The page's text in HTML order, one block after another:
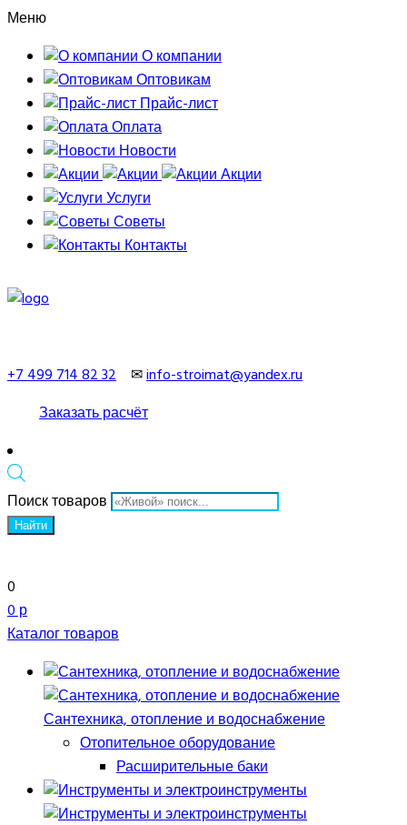
Меню
О компании
Оптовикам
Прайс-лист
Оплата
Новости
Акции
Услуги
Советы
Контакты
+7 499 714 82 32 ✉info-stroimat@yandex.ru
Заказать расчёт
Поиск товаров
Найти
0
0 р
Каталог товаров
Сантехника, отопление и водоснабжение
Отопительное оборудование
Расширительные баки